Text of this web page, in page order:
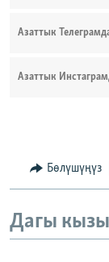
Азаттык
Азаттык
Бөлүшүңүз
Дагы